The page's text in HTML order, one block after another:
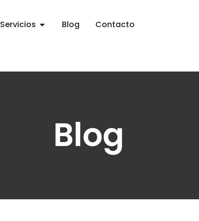
Servicios Blog Contacto
Blog